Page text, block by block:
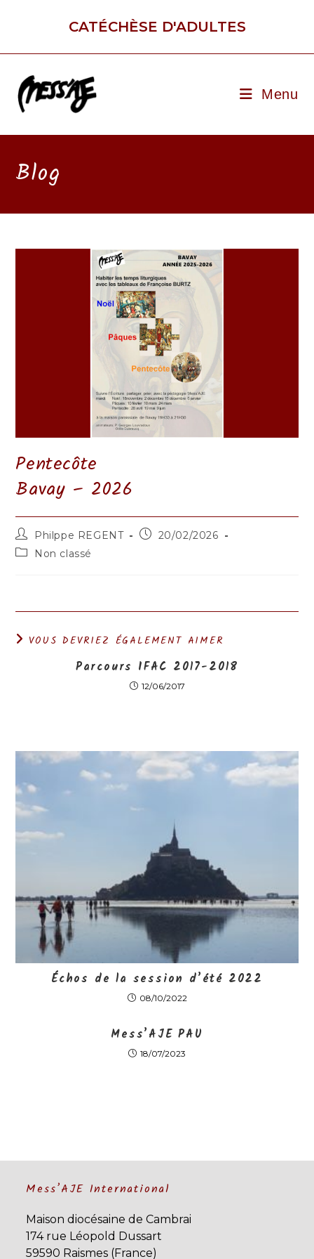
CATÉCHÈSE D'ADULTES
Menu
Blog
Pentecôte
Bavay – 2026
Auteur/autrice
de
la
Philppe REGENT
Publication
20/02/2026
PostNon classé
VOUS DEVRIEZ ÉGALEMENT AIMER
Parcours IFAC 2017-2018
12/06/2017
Échos de la session d’été 2022
08/10/2022
Mess’AJE PAU
18/07/2023
Mess’AJE International
Maison diocésaine de Cambrai
174 rue Léopold Dussart
59590 Raismes (France)